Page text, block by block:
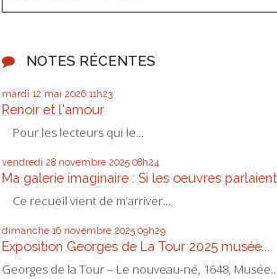
NOTES RÉCENTES
mardi 12 mai 2026 11h23
Renoir et l'amour
Pour les lecteurs qui le...
vendredi 28 novembre 2025 08h24
Ma galerie imaginaire : Si les oeuvres parlaient
Ce recueil vient de m’arriver...
dimanche 16 novembre 2025 09h29
Exposition Georges de La Tour 2025 musée...
Georges de la Tour – Le nouveau-né, 1648, Musée...